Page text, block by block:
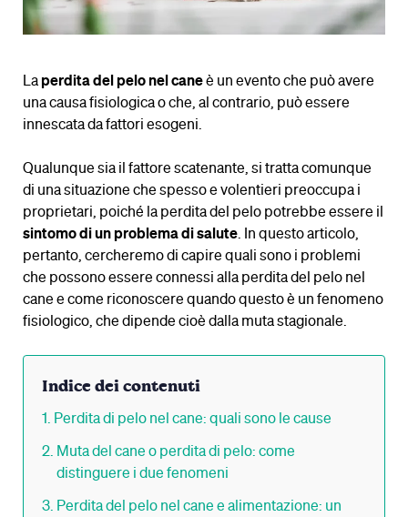
La perdita del pelo nel caneè un evento che può avere
una causa fisiologica o che, al contrario, può essere
innescata da fattori esogeni.
Qualunque sia il fattore scatenante, si tratta comunque
di una situazione che spesso e volentieri preoccupa i
proprietari, poiché la perdita del pelo potrebbe essere il
sintomo di un problema di salute. In questo articolo,
pertanto, cercheremo di capire quali sono i problemi
che possono essere connessi alla perdita del pelo nel
cane e come riconoscere quando questo è un fenomeno
fisiologico, che dipende cioè dalla muta stagionale.
Indice dei contenuti
Perdita di pelo nel cane: quali sono le cause
Muta del cane o perdita di pelo: come
distinguere i due fenomeni
Perdita del pelo nel cane e alimentazione: un